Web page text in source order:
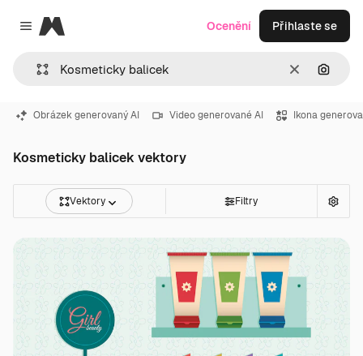
Close menu
Magnific
ZrušitHledat
Ocenění Přihlaste se
Obrázek generovaný AI Video generované AI Ikona
Kosmeticky balicek vektory
Vektory Filtry